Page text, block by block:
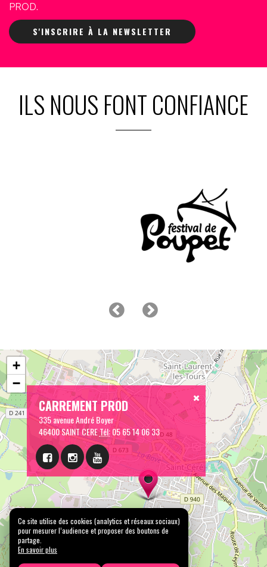
PROD.
S'INSCRIRE À LA NEWSLETTER
ILS NOUS FONT CONFIANCE
CARREMENT PROD
335 avenue André Boyer
46400 SAINT CERETél:05 65 14 06 33
+
−
Ce site utilise des cookies (analytics et réseaux sociaux)
pour mesurer l’audience et proposer des boutons de
partage.
En savoir plus